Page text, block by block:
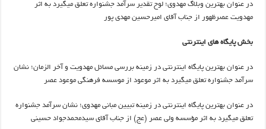
در عنوان بهترین وبلاگ مهدوی؛ لوح تقدیر سرآمد جشنواره تعلق می­گیرد به اثر
مهدویت عصرظهور از جناب آقای امیرحسین مهدی پور
بخش پایگاه های اینترنتی
در عنوان بهترین پایگاه اینترنتی در زمینه بررسی مسائل مهدویت و آخر الزمان؛ نشان
سرآمد جشنواره تعلق می­گیرد به اثر موعود از موسسه فرهنگی موعود عصر
در عنوان بهترین پایگاه اینترنتی در زمینه تبیین مبانی مهدوی؛ نشان سرآمد جشنواره
تعلق می­گیرد به اثر مؤسسه ولی عصر (عج) از جناب آقای سیدمحمدجواد حسینی